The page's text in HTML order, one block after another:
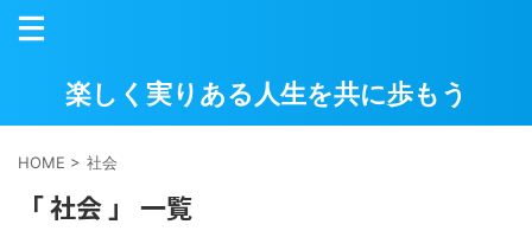
楽しく実りある人生を共に歩もう
HOME > 社会
「 社会 」 一覧